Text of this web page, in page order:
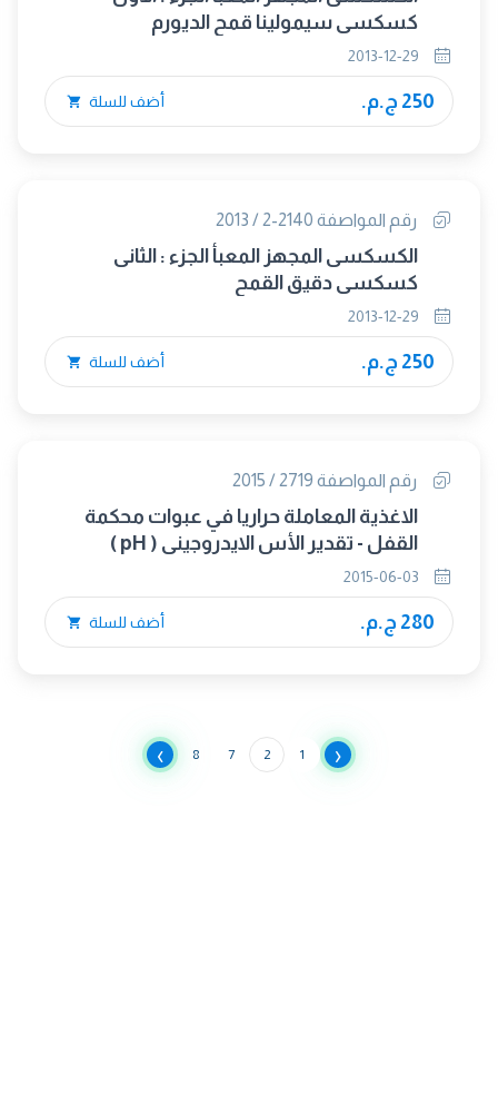
كسكسى سيمولينا قمح الديورم
250 ج.م. أضف للسلة
رقم المواصفة 2140-2 / 2013
الكسكسى المجهز المعبأ الجزء : الثانى
كسكسى دقيق القمح
250 ج.م. أضف للسلة
رقم المواصفة 2719 / 2015
الاغذية المعاملة حراريا في عبوات محكمة
القفل - تقدير الأس الايدروجينى ( pH )
280 ج.م. أضف للسلة
‹
1
2
7
8
›